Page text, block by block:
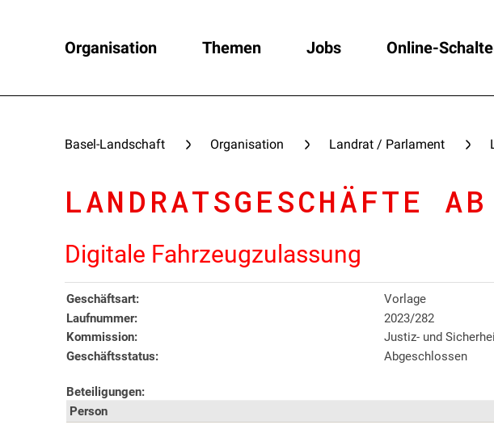
Organisation Themen Jobs Online-
Basel-Landschaft Organisation Landrat / Parlament
LANDRATSGESCHÄFTE